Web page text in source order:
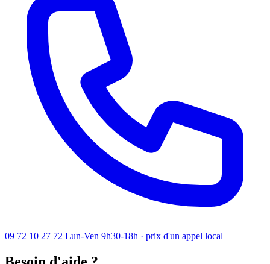
09 72 10 27 72 Lun-Ven 9h30-18h · prix d'un appel local